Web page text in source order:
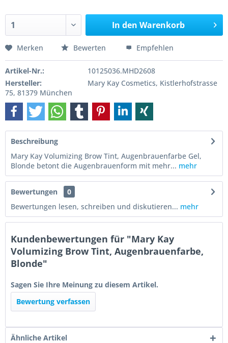
In den Warenkorb
Merken Bewerten Empfehlen
Artikel-Nr.:
10125036.MHD2608
Hersteller:
Mary Kay Cosmetics, Kistlerhofstrasse
75, 81379 München
Beschreibung
Mary Kay Volumizing Brow Tint, Augenbrauenfarbe Gel,
Blonde betont die Augenbrauenform mit mehr... mehr
Bewertungen
0
Bewertungen lesen, schreiben und diskutieren... mehr
Kundenbewertungen für "Mary Kay
Volumizing Brow Tint, Augenbrauenfarbe,
Blonde"
Sagen Sie Ihre Meinung zu diesem Artikel.
Bewertung verfassen
Ähnliche Artikel